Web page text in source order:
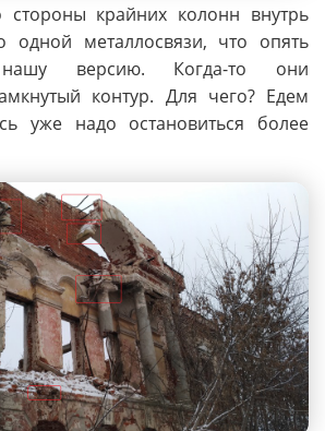
стороны крайних колонн внутрь
одной металлосвязи, что опять
нашу версию. Когда-то они
контур. Для чего? Едем
уже надо остановиться более